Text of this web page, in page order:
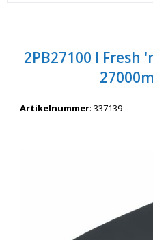
Wil je snel een
2PB27100 I Fresh
Artikelnummer: 337139